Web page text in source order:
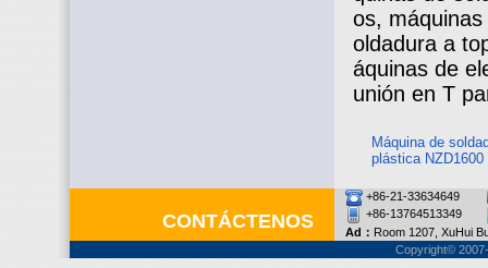
os,
oldadura a
áquinas de
unión en T
Máquina de
plástica NZD1600
CONTÁCTENOS
+86-21-33634649
+86-13764513349
Ad： Room 1207, XuHui
Copyright©